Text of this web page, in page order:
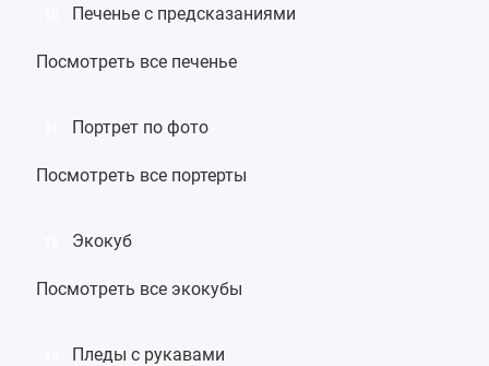
Печенье с предсказаниями
Посмотреть все печенье
Портрет по фото
Посмотреть все портерты
Экокуб
Посмотреть все экокубы
Пледы с рукавами